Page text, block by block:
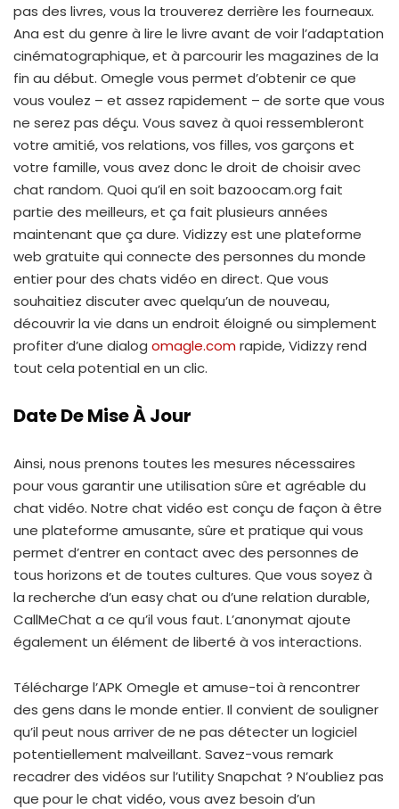
pas des livres, vous la trouverez derrière les fourneaux.
Ana est du genre à lire le livre avant de voir l’adaptation
cinématographique, et à parcourir les magazines de la
fin au début. Omegle vous permet d’obtenir ce que
vous voulez – et assez rapidement – de sorte que vous
ne serez pas déçu. Vous savez à quoi ressembleront
votre amitié, vos relations, vos filles, vos garçons et
votre famille, vous avez donc le droit de choisir avec
chat random. Quoi qu’il en soit bazoocam.org fait
partie des meilleurs, et ça fait plusieurs années
maintenant que ça dure. Vidizzy est une plateforme
web gratuite qui connecte des personnes du monde
entier pour des chats vidéo en direct. Que vous
souhaitiez discuter avec quelqu’un de nouveau,
découvrir la vie dans un endroit éloigné ou simplement
profiter d’une dialog omagle.com rapide, Vidizzy rend
tout cela potential en un clic.
Date De Mise À Jour
Ainsi, nous prenons toutes les mesures nécessaires
pour vous garantir une utilisation sûre et agréable du
chat vidéo. Notre chat vidéo est conçu de façon à être
une plateforme amusante, sûre et pratique qui vous
permet d’entrer en contact avec des personnes de
tous horizons et de toutes cultures. Que vous soyez à
la recherche d’un easy chat ou d’une relation durable,
CallMeChat a ce qu’il vous faut. L’anonymat ajoute
également un élément de liberté à vos interactions.
Télécharge l’APK Omegle et amuse-toi à rencontrer
des gens dans le monde entier. Il convient de souligner
qu’il peut nous arriver de ne pas détecter un logiciel
potentiellement malveillant. Savez-vous remark
recadrer des vidéos sur l’utility Snapchat ? N’oubliez pas
que pour le chat vidéo, vous avez besoin d’un